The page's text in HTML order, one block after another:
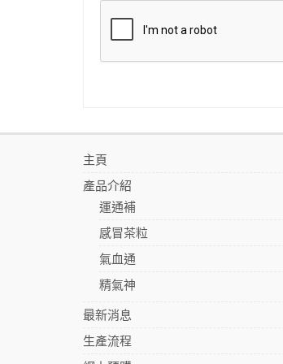
主頁
產品介紹
運通補
感冒茶粒
氣血通
精氣神
最新消息
生產流程